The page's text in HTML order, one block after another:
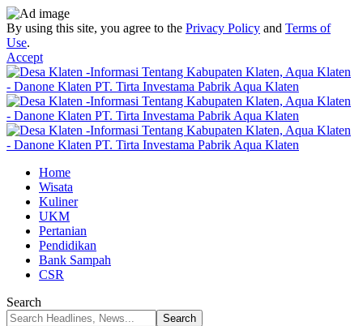
By using this site, you agree to the Privacy Policy and Terms of
Use.
Accept
Home
Wisata
Kuliner
UKM
Pertanian
Pendidikan
Bank Sampah
CSR
Search